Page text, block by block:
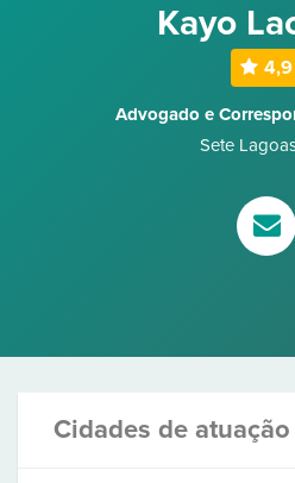
Kayo
4,9
Advogado e
Sete
Cidades de atuação